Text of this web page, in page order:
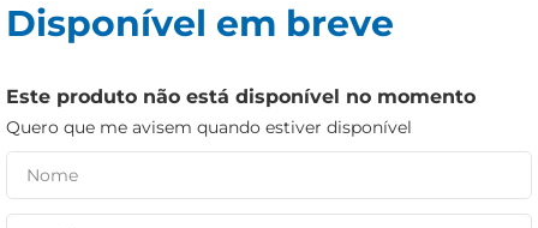
Disponível em breve
Este produto não está disponível no momento
Quero que me avisem quando estiver disponível
azeite
papel higiênico
cerveja